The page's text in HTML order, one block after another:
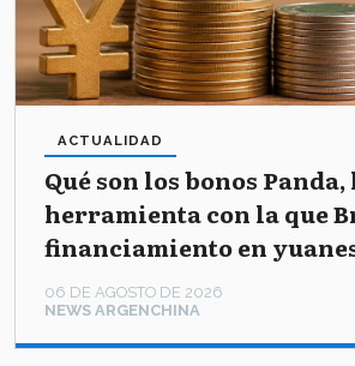
Qué son los bonos Panda,
herramienta con la que
financiamiento en
NEWS ARGENCHINA
ACTUALIDAD
06 DE AGOSTO DE 2026